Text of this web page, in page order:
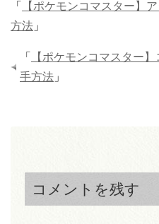
「
【ポケモンコマスター】
方法 」
「
【ポケモンコマスター
手方法 」
コメントを残す